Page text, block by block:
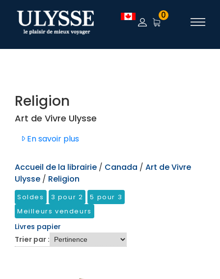
TEST 0
Religion
Art de Vivre Ulysse
En savoir plus
Accueil de la librairie / Canada / Art de Vivre
Ulysse / Religion
Soldes 3 pour 2
5 pour 3
Meilleurs vendeurs
Livres papier
Trier par :